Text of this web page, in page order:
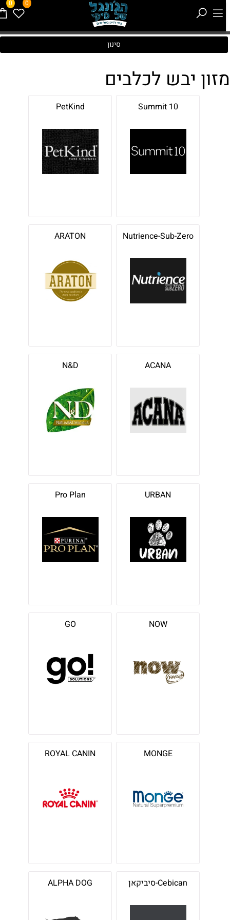
0 0
סינון
יבש לכלבים
Summit 10
PetKind
Nutrience-Sub-Zero
ARATON
ACANA
N&D
URBAN
Pro Plan
NOW
GO
MONGE
ROYAL CANIN
Cebican-סיביקאן ALPHA DOG